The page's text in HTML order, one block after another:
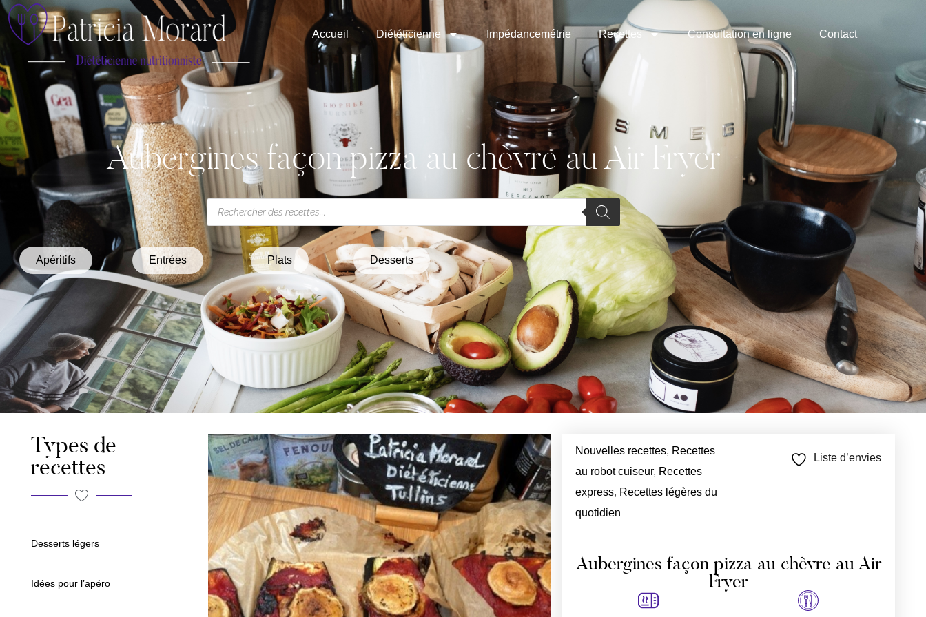
Accueil Diététicienne Impédancemétrie Recettes Consultation en ligne Contact
Aubergines façon pizza au chèvre au Air Fryer
Apéritifs Entrées Plats Desserts
Types de
recettes
Desserts légers
Idées pour l’apéro
Nouvelles recettes, Recettes
au robot cuiseur, Recettes
express, Recettes légères du
quotidien
Liste d’envies
Aubergines façon pizza au chèvre au Air
Fryer